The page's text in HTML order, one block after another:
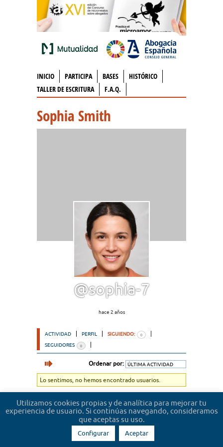
INICIO PARTICIPA BASES
HISTÓRICO
TALLER DE ESCRITURA
F.A.Q.
Sophia Smith
@sophia-7
hace 2 años
ACTIVIDAD PERFIL SIGUIENDO: 0
SEGUIDORES 0
Ordenar por:
Lo sentimos, no hemos encontrado usuarios.
Utilizamos cookies propias y de analítica para mejorar tu
experiencia de usuario. Si continúas navegando, consideramos
que aceptas su uso.
Configurar Aceptar